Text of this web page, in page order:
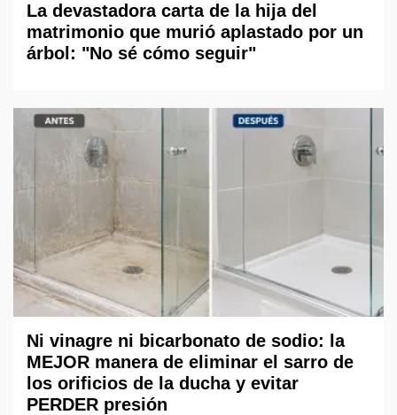
La devastadora carta de la hija del
matrimonio que murió aplastado por un
árbol: "No sé cómo seguir"
Ni vinagre ni bicarbonato de sodio: la
MEJOR manera de eliminar el sarro de
los orificios de la ducha y evitar
PERDER presión